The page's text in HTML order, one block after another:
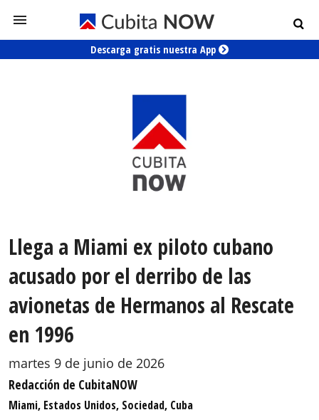
Descarga gratis nuestra App
Llega a Miami ex piloto cubano
acusado por el derribo de las
avionetas de Hermanos al Rescate
en 1996
martes 9 de junio de 2026
Redacción de CubitaNOW
Miami, Estados Unidos, Sociedad, Cuba